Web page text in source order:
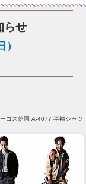
らせ
コス信岡 A-4077 半袖シャツ